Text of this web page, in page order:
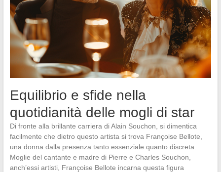
Equilibrio e sfide nella
quotidianità delle mogli di star
Di fronte alla brillante carriera di Alain Souchon, si dimentica
facilmente che dietro questo artista si trova Françoise Bellote,
una donna dalla presenza tanto essenziale quanto discreta.
Moglie del cantante e madre di Pierre e Charles Souchon,
anch’essi artisti, Françoise Bellote incarna questa figura